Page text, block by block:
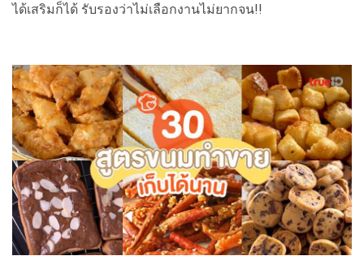
ได้เสริมก็ได้ รับรองว่าไม่เลือกงานไม่ยากจน!!